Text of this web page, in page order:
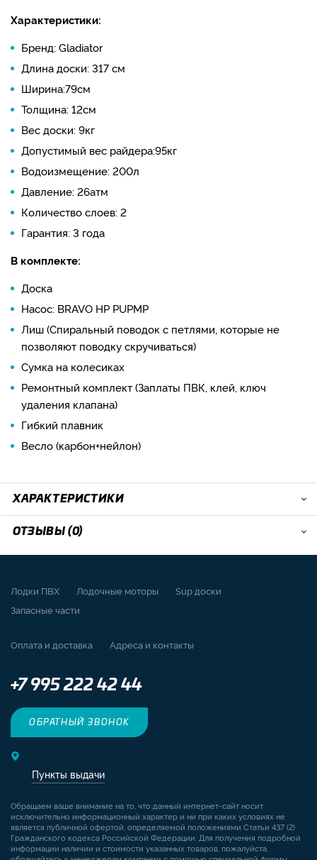
Характеристики:
Бренд: Gladiator
Длина доски: 317 см
Ширина:79см
Толщина: 12см
Вес доски: 9кг
Допустимый вес райдера:95кг
Водоизмещение: 200л
Давление: 26атм
Количество слоев: 2
Гарантия: 3 года
В комплекте:
Доска
Насос: BRAVO HP PUPMP
Лиш (Спиральный поводок с петлями, которые не
позволяют поводку скручиваться)
Сумка на колесиках
Ремонтный комплект (Заплаты ПВК, клей, ключ
удаления клапана)
Гибкий плавник
Весло (карбон+нейлон)
ХАРАКТЕРИСТИКИ
ОТЗЫВЫ (0)
Лодки ПВХ Лодочные моторы
Sup доски
Запасные части
Оплата и доставка Адреса и контакты
+7 995 222 42 44
ОБРАТНЫЙ ЗВОНОК
Пункты выдачи
Обращаем ваше внимание на то, что данный интернет-сайт носит
исключительно информационный характер и ни при каких условиях не
является публичной офертой, определяемой положениями Статьи 437 (2)
Гражданского кодекса Российской Федерации. Для получения подробной
информации наличии и стоимости указанных товаров, пожалуйста,